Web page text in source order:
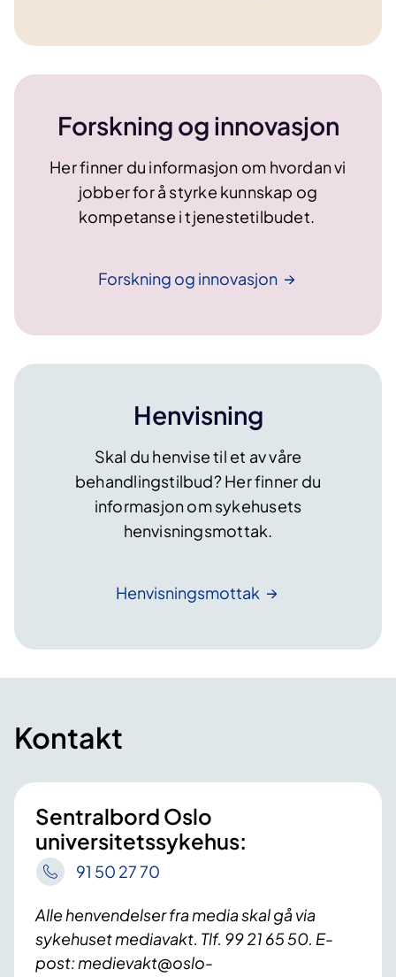
Forskning og innovasjon
Her finner du informasjon om hvordan vi
jobber for å styrke kunnskap og
kompetanse i tjenestetilbudet.
Forskning og innovasjon
Henvisning
Skal du henvise til et av våre
behandlingstilbud? Her finner du
informasjon om sykehusets
henvisningsmottak.
Henvisningsmottak
Kontakt
Sentralbord Oslo
universitetssykehus:
91 50 27 70
Alle henvendelser fra media skal gå via
sykehuset mediavakt. Tlf. 99 21 65 50. E-
post: medievakt@oslo-